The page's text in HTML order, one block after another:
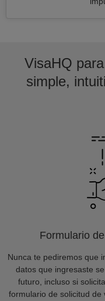
VisaHQ
simple,
Formulario
Nunca te pediremos que
datos que ingresaste
futuro, incluso si
formulario de solicitud de